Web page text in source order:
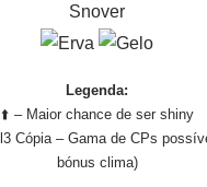
Snover
Legenda:
⬆️ – Maior chance de ser shiny
– Gama de CPs
bónus clima)